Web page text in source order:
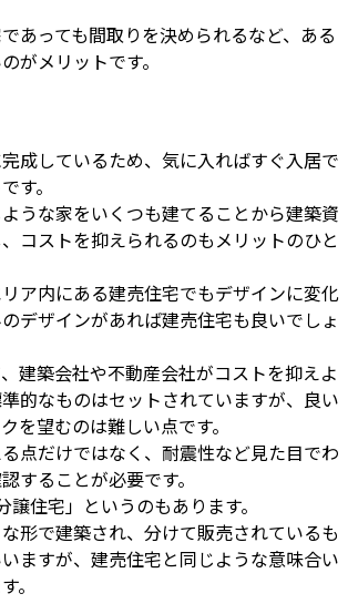
あっても間取りを決められるなど、ある
がメリットです。
成しているため、気に入ればすぐ入居で
す。
うな家をいくつも建てることから建築資
コストを抑えられるのもメリットのひと
ア内にある建売住宅でもデザインに変化
デザインがあれば建売住宅も良いでしょ
建築会社や不動産会社がコストを抑えよ
的なものはセットされていますが、良い
を望むのは難しい点です。
点だけではなく、耐震性など見た目でわ
することが必要です。
譲住宅」というのもあります。
形で建築され、分けて販売されているも
ますが、建売住宅と同じような意味合い
。